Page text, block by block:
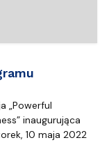
„Powerful
inaugurująca
10 maja 2022